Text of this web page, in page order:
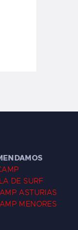
DE SURF
ASTURIAS
MENORES